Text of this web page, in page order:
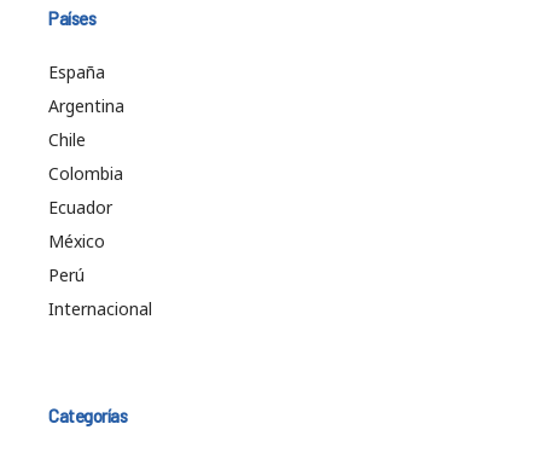
Países
España
Argentina
Chile
Colombia
Ecuador
México
Perú
Internacional
Categorías